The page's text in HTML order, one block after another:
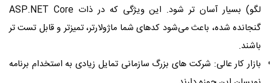
لگو) بسیار آسان‌ تر شود. این ویژگی که در ذات ASP.NET Core
گنجانده شده، باعث می‌شود کدهای شما ماژولارتر، تمیزتر و قابل ‌تست ‌تر
باشند.
بازار کار عالی: شرکت ‌های بزرگ سازمانی تمایل زیادی به استخدام برنامه